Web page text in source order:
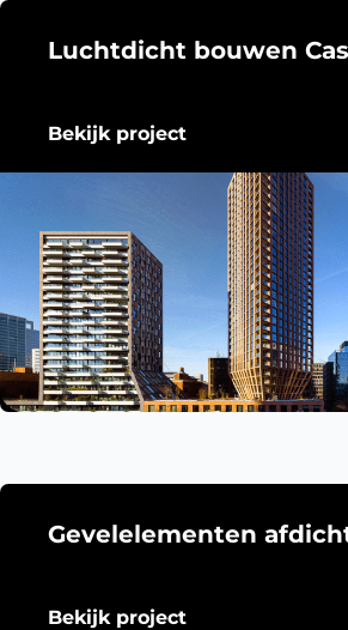
Luchtdicht bouwen
Bekijk project
Gevelelementen
Bekijk project